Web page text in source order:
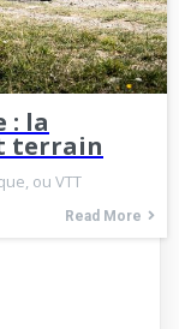
: la
terrain
ou VTT
Read More